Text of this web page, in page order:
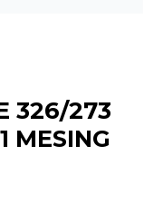
326/273
MESING